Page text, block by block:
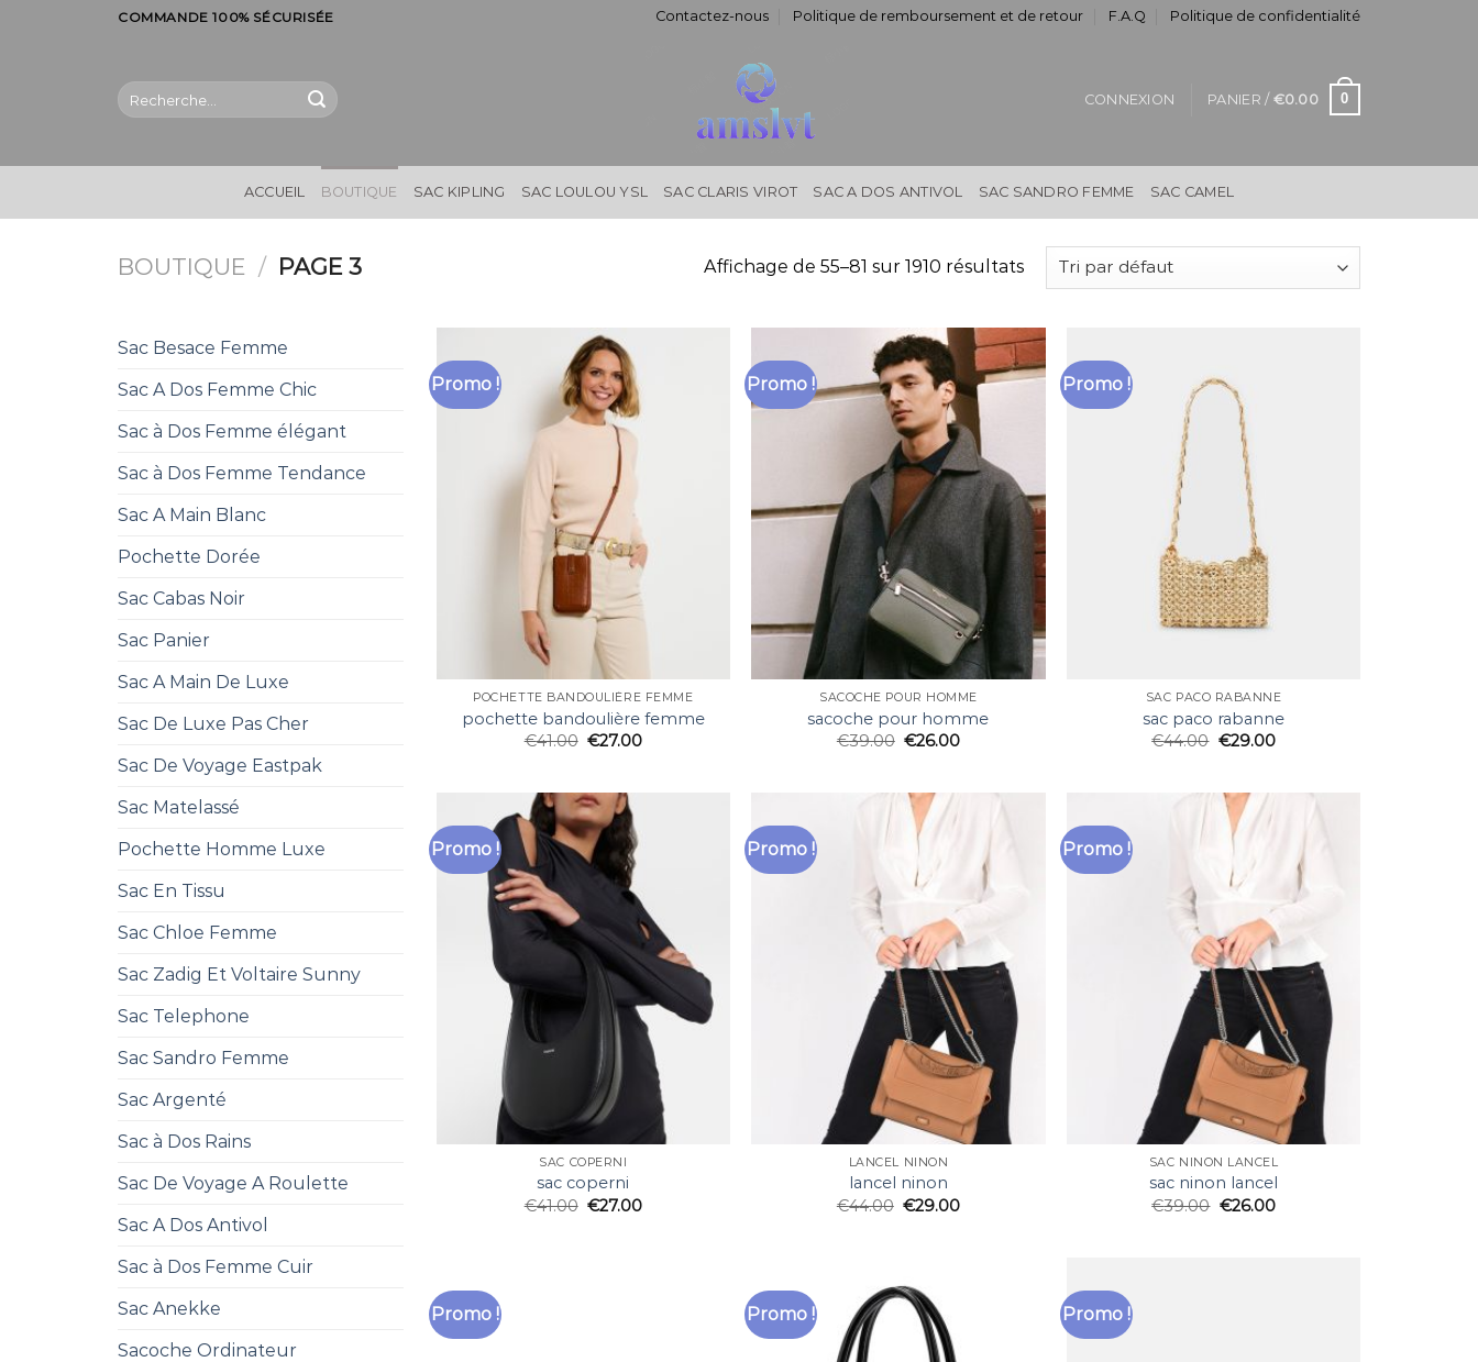
COMMANDE 100% SÉCURISÉE Contactez-nous Politique de remboursement et de retour F.A.Q Politique de confidentialité
Recherche
pour :
CONNEXION PANIER / €0.00 0
ACCUEIL BOUTIQUE SAC KIPLING SAC LOULOU YSL SAC CLARIS VIROT SAC A DOS ANTIVOL SAC SANDRO FEMME SAC CAMEL
BOUTIQUE / PAGE 3 Affichage de 55–81 sur 1910 résultats
Sac Besace Femme
Sac A Dos Femme Chic
Sac à Dos Femme élégant
Sac à Dos Femme Tendance
Sac A Main Blanc
Pochette Dorée
Sac Cabas Noir
Sac Panier
Sac A Main De Luxe
Sac De Luxe Pas Cher
Sac De Voyage Eastpak
Sac Matelassé
Pochette Homme Luxe
Sac En Tissu
Sac Chloe Femme
Sac Zadig Et Voltaire Sunny
Sac Telephone
Sac Sandro Femme
Sac Argenté
Sac à Dos Rains
Sac De Voyage A Roulette
Sac A Dos Antivol
Sac à Dos Femme Cuir
Sac Anekke
Sacoche Ordinateur
Promo !
POCHETTE BANDOULIÈRE FEMME
pochette bandoulière femme
€41.00 €27.00
Promo !
SACOCHE POUR HOMME
sacoche pour homme
€39.00 €26.00
Promo !
SAC PACO RABANNE
sac paco rabanne
€44.00 €29.00
Promo !
SAC COPERNI
sac coperni
€41.00 €27.00
Promo !
LANCEL NINON
lancel ninon
€44.00 €29.00
Promo !
SAC NINON LANCEL
sac ninon lancel
€39.00 €26.00
Promo ! Promo ! Promo !